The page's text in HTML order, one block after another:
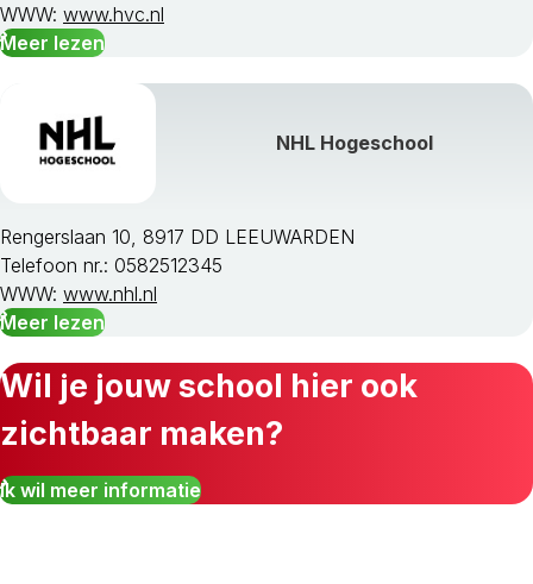
WWW: www.hvc.nl
Meer lezen
NHL Hogeschool
Rengerslaan 10, 8917 DD LEEUWARDEN
Telefoon nr.: 0582512345
WWW: www.nhl.nl
Meer lezen
Wil je jouw school hier ook
zichtbaar maken?
Ik wil meer informatie